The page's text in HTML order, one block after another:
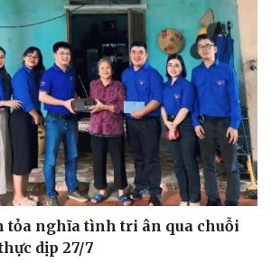
tỏa nghĩa tình tri ân qua chuỗi
dịp 27/7